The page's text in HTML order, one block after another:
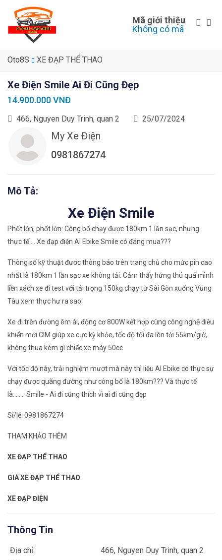
Mã giới thiệu
Không có mã
Oto8S XE ĐẠP THỂ THAO
Xe Điện Smile Ai Đi Cũng Đẹp
14.900.000 VNĐ
466, Nguyen Duy Trinh, quan 2 25/07/2024
My Xe Điện
0981867274
Mô Tả:
Xe Điện Smile
Phốt lớn, phốt lớn: Công bố chạy được 180km 1 lần sạc, nhưng
thực tế.... Xe đạp điện AI Ebike Smile có đáng mua???
Thông số kỹ thuật đươc thông báo trên trang chủ cho mức pin cao
nhất là 180km 1 lần sạc xe không tải. Cảm thấy hứng thú quá mình
liền xách xe đi test với tải trọng 150kg chạy từ Sài Gòn xuống Vũng
Tàu xem thực hư ra sao.
Xe đi trên đường êm ái, động cơ 800W kết hợp cùng công nghệ điều
khiển mới CIM giúp xe cực kỳ khỏe, tốc độ tối đa lên tới 55km/giờ,
không thua kém gì chiếc xe máy 50cc
Với tốc độ này, trải nghiệm mượt mà này thì liệu AI Ebike có thực sự
chạy được quãng đường như công bố là 180km??? Và thực tế
là........ Smile - Ai đi cũng thích vì ai đi cũng đẹp
Sỉ/lẻ: 0981867274
THAM KHẢO THÊM
XE ĐẠP THỂ THAO
GIÁ XE ĐẠP THỂ THAO
XE ĐẠP ĐIỆN
Thông Tin
Địa chỉ:
466, Nguyen Duy Trinh, quan 2